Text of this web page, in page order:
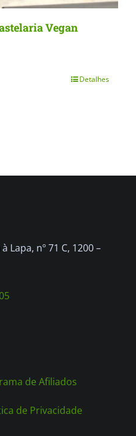
Vegan
Detalhes
Lapa, nº 71 C, 1200 –
de Afiliados
de Privacidade